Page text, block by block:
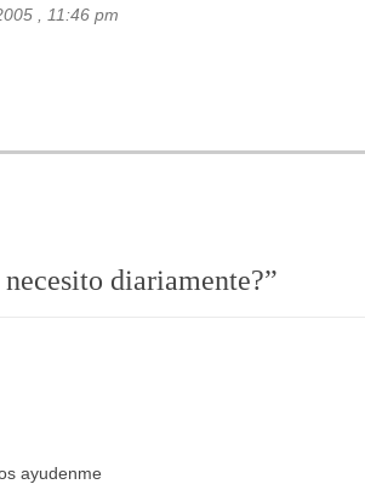
, 11:46 pm
diariamente?”
ayudenme